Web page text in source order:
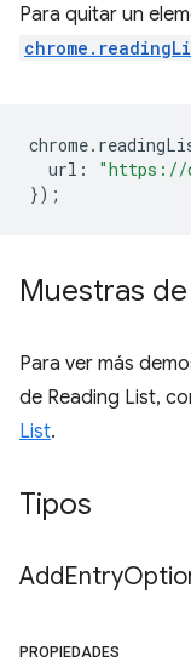
Para quitar un
chrome.
url :
"https://
});
Muestras
Para ver más
de Reading List,
List.
Tipos
AddEntry
PROPIEDADES